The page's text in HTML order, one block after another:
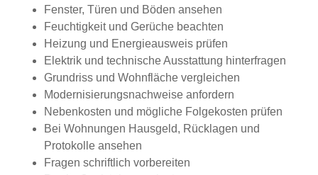
Fenster, Türen und Böden ansehen
Feuchtigkeit und Gerüche beachten
Heizung und Energieausweis prüfen
Elektrik und technische Ausstattung hinterfragen
Grundriss und Wohnfläche vergleichen
Modernisierungsnachweise anfordern
Nebenkosten und mögliche Folgekosten prüfen
Bei Wohnungen Hausgeld, Rücklagen und
Protokolle ansehen
Fragen schriftlich vorbereiten